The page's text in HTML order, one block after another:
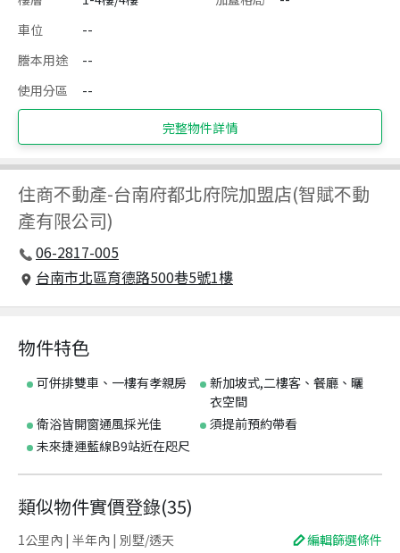
車位
--
謄本用途
--
使用分區
--
完整物件詳情
住商不動產-台南府都北府院加盟店(智賦不動
產有限公司)
06-2817-005
台南市北區育德路500巷5號1樓
物件特色
可併排雙車、一樓有孝親房
新加坡式,二樓客、餐廳、曬
衣空間
衛浴皆開窗通風採光佳
須提前預約帶看
未來捷運藍線B9站近在咫尺
類似物件實價登錄(35)
1公里內 | 半年內 | 別墅/透天 編輯篩選條件